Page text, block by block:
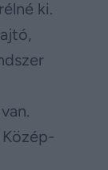
ki.